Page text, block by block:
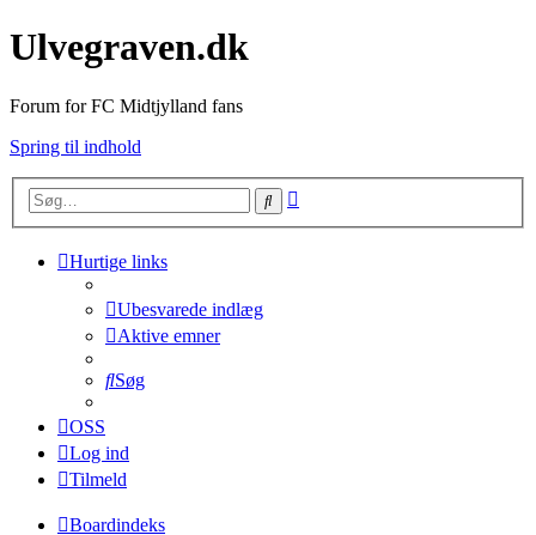
Ulvegraven.dk
Forum for FC Midtjylland fans
Spring til indhold
Søg
Hurtige links
Ubesvarede indlæg
Aktive emner
Søg
OSS
Log ind
Tilmeld
Boardindeks